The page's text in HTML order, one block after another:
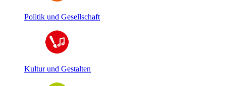
Politik und Gesellschaft
Kultur und Gestalten